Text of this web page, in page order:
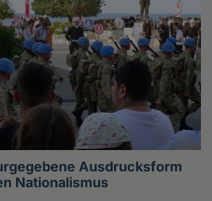
Ausdrucksform
Nationalismus